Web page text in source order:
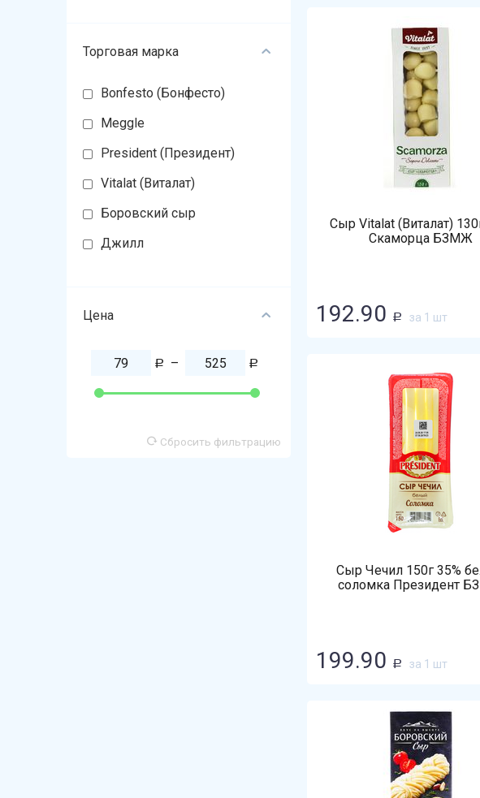
Торговая марка
Bonfesto (Бонфесто)
Meggle
President (Президент)
Vitalat (Виталат)
Боровский сыр
Джилл
Цена
Р – Р
Сбросить фильтрацию
Сыр Vitalat (Виталат)
Скаморца БЗМЖ
192.90 Р за 1 шт
Сыр Чечил 150г 35%
соломка Президент
199.90 Р за 1 шт